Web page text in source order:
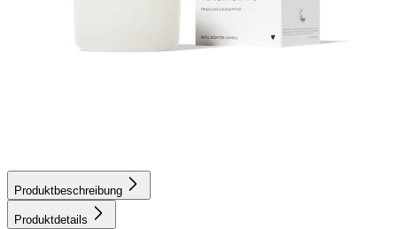
Produktbeschreibung
Produktdetails